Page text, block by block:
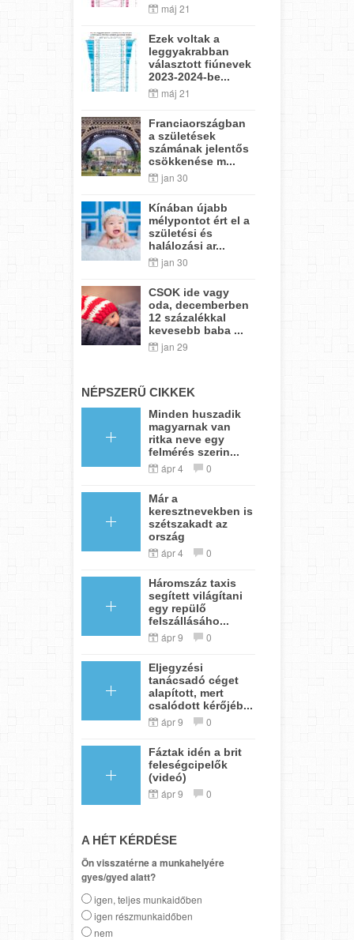
máj 21
Ezek voltak a
leggyakrabban
választott fiúnevek
2023-2024-be...
máj 21
Franciaországban
a születések
számának jelentős
csökkenése m...
jan 30
Kínában újabb
mélypontot ért el a
születési és
halálozási ar...
jan 30
CSOK ide vagy
oda, decemberben
12 százalékkal
kevesebb baba ...
jan 29
NÉPSZERŰ CIKKEK
Minden huszadik
magyarnak van
ritka neve egy
felmérés szerin...
ápr 4 0
Már a
keresztnevekben is
szétszakadt az
ország
ápr 4 0
Háromszáz taxis
segített világítani
egy repülő
felszállásáho...
ápr 9 0
Eljegyzési
tanácsadó céget
alapított, mert
csalódott kérőjéb...
ápr 9 0
Fáztak idén a brit
feleségcipelők
(videó)
ápr 9 0
A HÉT KÉRDÉSE
Ön visszatérne a munkahelyére
gyes/gyed alatt?
igen, teljes munkaidőben
igen részmunkaidőben
nem